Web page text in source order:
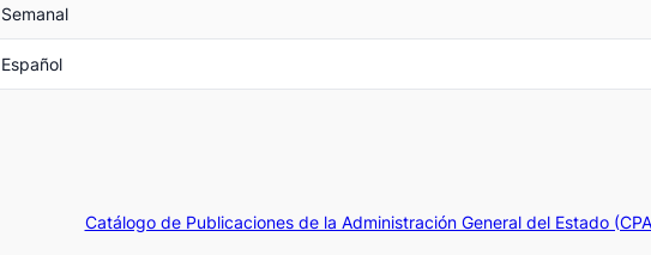
Semanal
Español
Catálogo de Publicaciones de la Administración General del Estado